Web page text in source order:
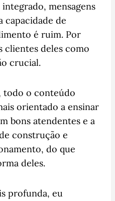
mensagens
capacidade de
é ruim. Por
clientes deles como
crucial.
todo o conteúdo
orientado a ensinar
bons atendentes e a
construção e
do que
deles.
profunda, eu